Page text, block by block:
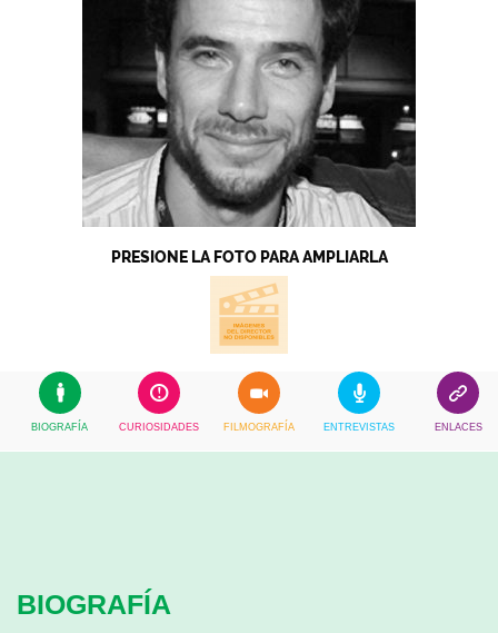
PRESIONE LA FOTO PARA AMPLIARLA
BIOGRAFÍA CURIOSIDADES FILMOGRAFÍA ENTREVISTAS ENLACES
BIOGRAFÍA